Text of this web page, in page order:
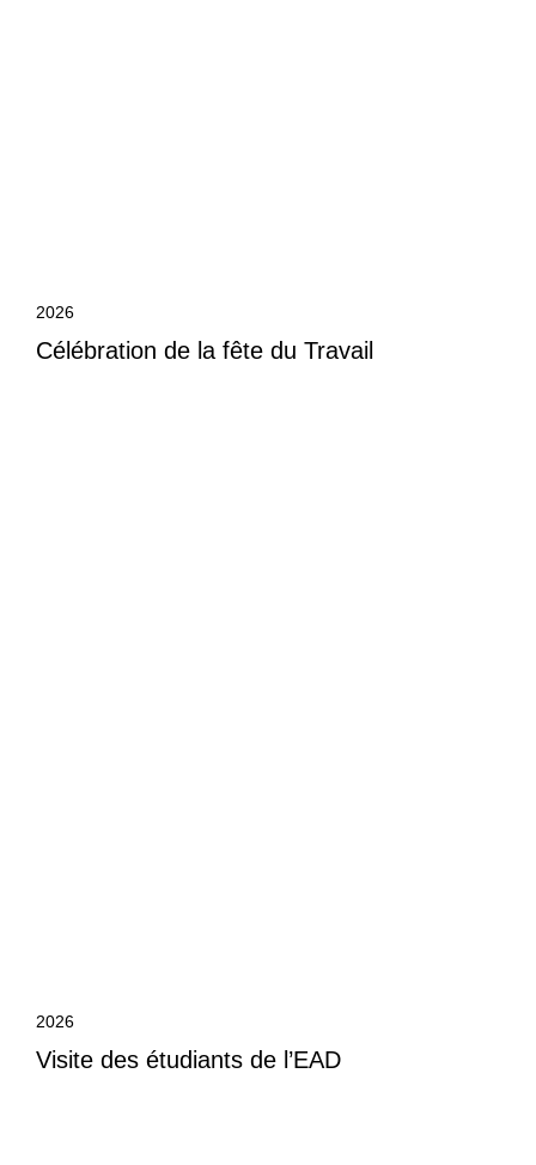
2026
Célébration de la fête du Travail
2026
Visite des étudiants de l’EAD